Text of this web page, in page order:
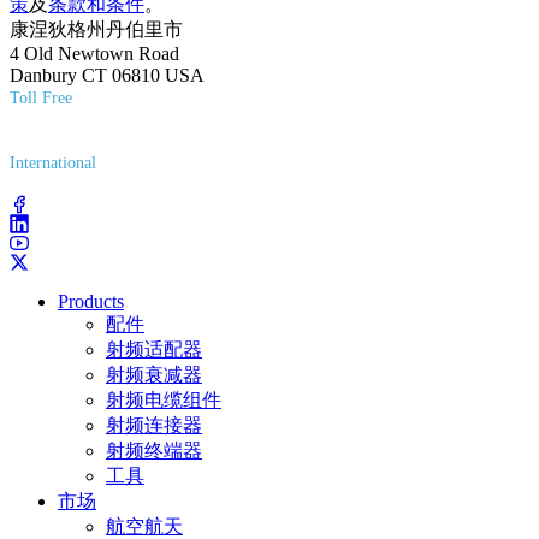
策及条款和条件。
康涅狄格州丹伯里市
4 Old Newtown Road
Danbury CT 06810 USA
Toll Free
International
Products
配件
射频适配器
射频衰减器
射频电缆组件
射频连接器
射频终端器
工具
市场
航空航天